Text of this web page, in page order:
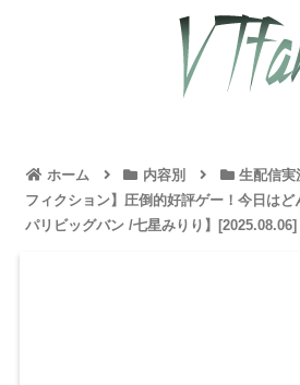
ホーム 内容別 生配信実
フィクション】圧倒的好評ゲー！今日は
パリビッグバン /七星みりり】[2025.08.06]